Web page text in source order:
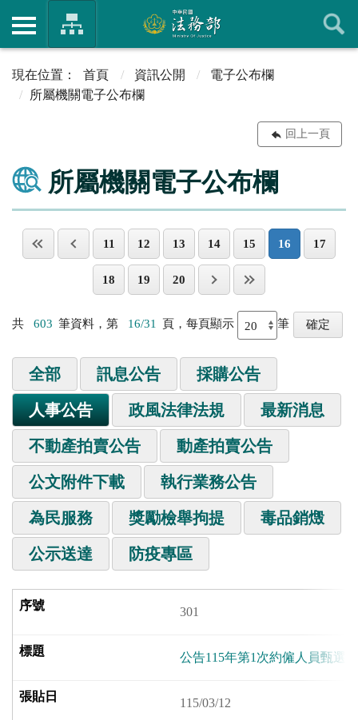
首頁 資訊公開
電子公布欄
所屬機關電子公布欄
回上一頁
所屬機關電子公布欄
11 12 13 14 15 16 17
18 19 20
共 603 筆資料，第 16/31 頁，每頁顯示 筆
全部 訊息公告 採購公告
人事公告 政風法律法規 最新消息
不動產拍賣公告 動產拍賣公告
公文附件下載 執行業務公告
為民服務 獎勵檢舉拘提 毒品銷燬
公示送達 防疫專區
301
公告115年第1次約僱人員甄選
115/03/12